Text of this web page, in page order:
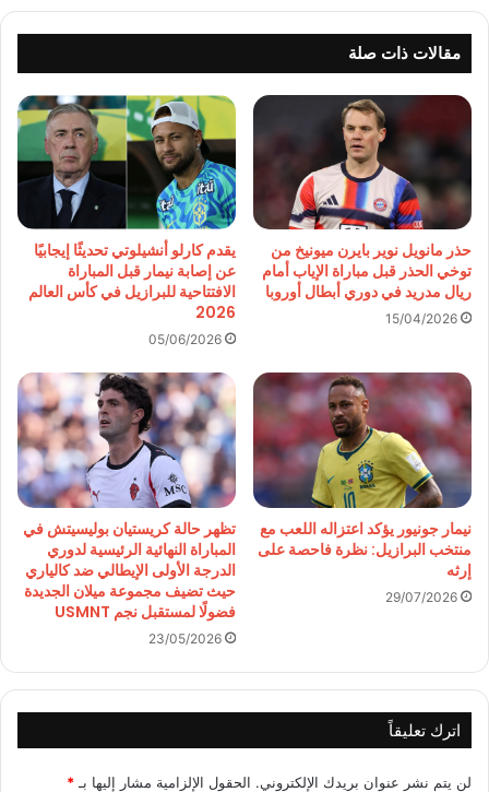
مقالات ذات صلة
حذر مانويل نوير بايرن ميونيخ من
توخي الحذر قبل مباراة الإياب أمام
ريال مدريد في دوري أبطال أوروبا
15/04/2026
يقدم كارلو أنشيلوتي تحديثًا إيجابيًا
عن إصابة نيمار قبل المباراة
الافتتاحية للبرازيل في كأس العالم
2026
05/06/2026
نيمار جونيور يؤكد اعتزاله اللعب مع
منتخب البرازيل: نظرة فاحصة على
إرثه
29/07/2026
تظهر حالة كريستيان بوليسيتش في
المباراة النهائية الرئيسية لدوري
الدرجة الأولى الإيطالي ضد كالياري
حيث تضيف مجموعة ميلان الجديدة
فضولًا لمستقبل نجم USMNT
23/05/2026
اترك تعليقاً
لن يتم نشر عنوان بريدك الإلكتروني. الحقول الإلزامية مشار إليها بـ *